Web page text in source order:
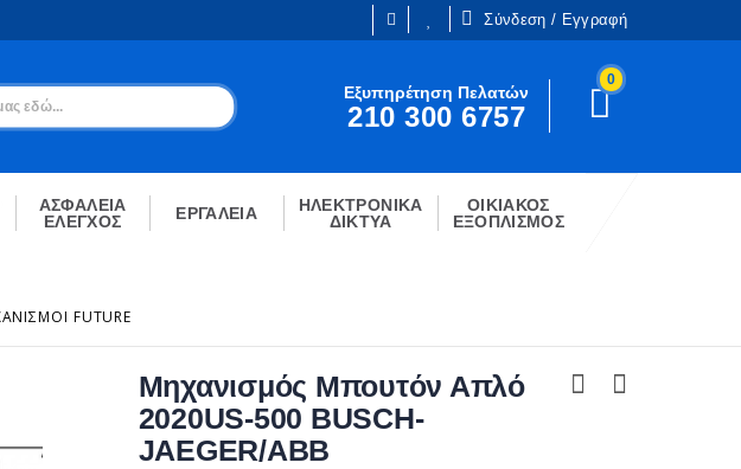
Σύνδεση / Εγγραφή
μέλος;
Είμαι ήδη πελάτης
ΣΎΝΔΕΣΗ
Εξυπηρέτηση Πελατών
210 300 6757
0
ΑΣΦΑΛΕΙΑ
ΕΛΕΓΧΟΣ
ΕΡΓΑΛΕΙΑ
ΗΛΕΚΤΡΟΝΙΚΑ
ΔΙΚΤΥΑ
ΟΙΚΙΑΚΟΣ
ΕΞΟΠΛΙΣΜΟΣ
FUTURE
Μηχανισμός Μπουτόν Απλό
2020US-500 BUSCH-
JAEGER/ABB